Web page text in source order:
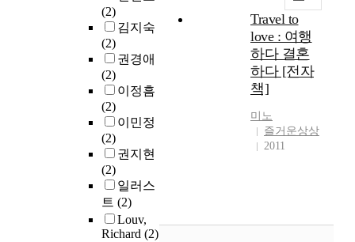
(2)
김지숙
(2)
권경애
(2)
이정흠
(2)
이민정
(2)
권지현
(2)
일러스
트 (2)
Louv,
Richard (2)
Travel to
love : 여행
하다 결혼
하다 [전자
책]
미노
즐거운상상
2011